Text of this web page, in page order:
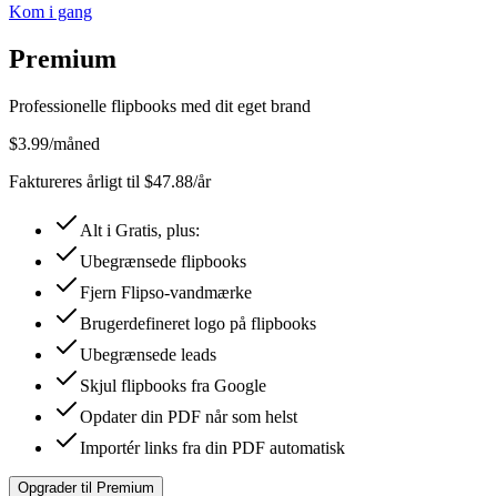
Kom i gang
Premium
Professionelle flipbooks med dit eget brand
$3.99/måned
Faktureres årligt til $47.88/år
Alt i Gratis, plus:
Ubegrænsede flipbooks
Fjern Flipso-vandmærke
Brugerdefineret logo på flipbooks
Ubegrænsede leads
Skjul flipbooks fra Google
Opdater din PDF når som helst
Importér links fra din PDF automatisk
Opgrader til Premium